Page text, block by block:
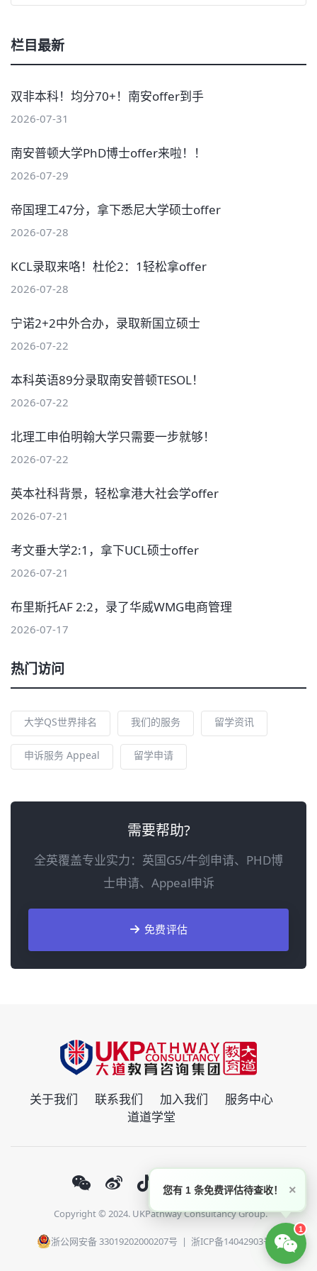
栏目最新
双非本科！均分70+！南安offer到手
2026-07-31
南安普顿大学PhD博士offer来啦！！
2026-07-29
帝国理工47分，拿下悉尼大学硕士offer
2026-07-28
KCL录取来咯！杜伦2：1轻松拿offer
2026-07-28
宁诺2+2中外合办，录取新国立硕士
2026-07-22
本科英语89分录取南安普顿TESOL！
2026-07-22
北理工申伯明翰大学只需要一步就够！
2026-07-22
英本社科背景，轻松拿港大社会学offer
2026-07-21
考文垂大学2:1，拿下UCL硕士offer
2026-07-21
布里斯托AF 2:2，录了华威WMG电商管理
2026-07-17
热门访问
大学QS世界排名 我们的服务 留学资讯
申诉服务 Appeal 留学申请
需要帮助?
全英覆盖专业实力：英国G5/牛剑申请、PHD博
士申请、Appeal申诉
免费评估
关于我们 联系我们 加入我们
服务中心
道道学堂
Copyright © 2024. UKPathway Consultancy Group.
浙公网安备 33019202000207号 | 浙ICP备14042903号-1
×
您有 1 条免费评估待查收！
1